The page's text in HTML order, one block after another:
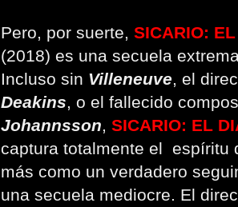
Pero, por suerte, SICARIO:
(2018) es una secuela
Incluso sin Villeneuve, el
Deakins, o el fallecido
Johannsson, SICARIO: EL
captura totalmente el espíritu
más como un verdadero
una secuela mediocre. El